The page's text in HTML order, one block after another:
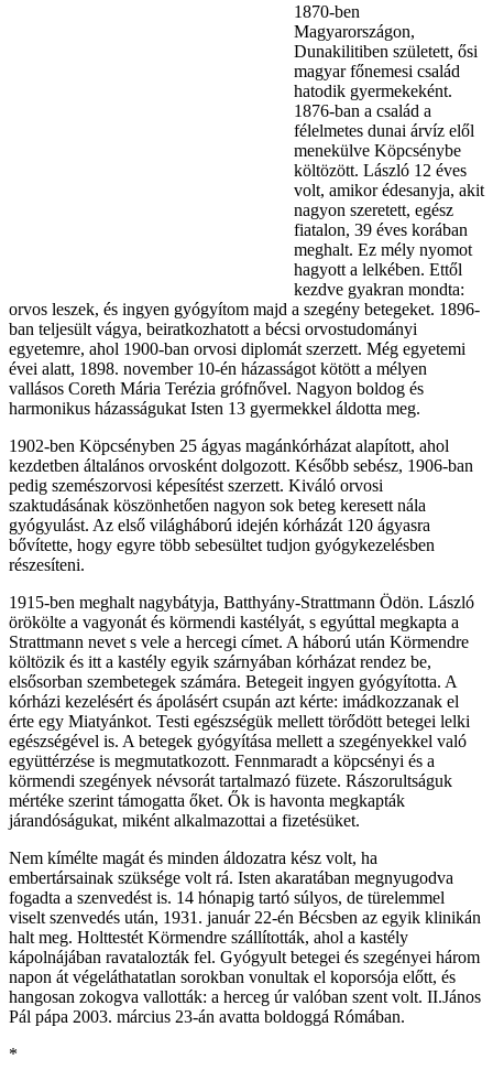
1870-ben
Magyarországon,
Dunakilitiben született, ősi
magyar főnemesi család
hatodik gyermekeként.
1876-ban a család a
félelmetes dunai árvíz elől
menekülve Köpcsénybe
költözött. László 12 éves
volt, amikor édesanyja, akit
nagyon szeretett, egész
fiatalon, 39 éves korában
meghalt. Ez mély nyomot
hagyott a lelkében. Ettől
kezdve gyakran mondta:
orvos leszek, és ingyen gyógyítom majd a szegény betegeket. 1896-
ban teljesült vágya, beiratkozhatott a bécsi orvostudományi
egyetemre, ahol 1900-ban orvosi diplomát szerzett. Még egyetemi
évei alatt, 1898. november 10-én házasságot kötött a mélyen
vallásos Coreth Mária Terézia grófnővel. Nagyon boldog és
harmonikus házasságukat Isten 13 gyermekkel áldotta meg.
1902-ben Köpcsényben 25 ágyas magánkórházat alapított, ahol
kezdetben általános orvosként dolgozott. Később sebész, 1906-ban
pedig szemészorvosi képesítést szerzett. Kiváló orvosi
szaktudásának köszönhetően nagyon sok beteg keresett nála
gyógyulást. Az első világháború idején kórházát 120 ágyasra
bővítette, hogy egyre több sebesültet tudjon gyógykezelésben
részesíteni.
1915-ben meghalt nagybátyja, Batthyány-Strattmann Ödön. László
örökölte a vagyonát és körmendi kastélyát, s egyúttal megkapta a
Strattmann nevet s vele a hercegi címet. A háború után Körmendre
költözik és itt a kastély egyik szárnyában kórházat rendez be,
elsősorban szembetegek számára. Betegeit ingyen gyógyította. A
kórházi kezelésért és ápolásért csupán azt kérte: imádkozzanak el
érte egy Miatyánkot. Testi egészségük mellett törődött betegei lelki
egészségével is. A betegek gyógyítása mellett a szegényekkel való
együttérzése is megmutatkozott. Fennmaradt a köpcsényi és a
körmendi szegények névsorát tartalmazó füzete. Rászorultságuk
mértéke szerint támogatta őket. Ők is havonta megkapták
járandóságukat, miként alkalmazottai a fizetésüket.
Nem kímélte magát és minden áldozatra kész volt, ha
embertársainak szüksége volt rá. Isten akaratában megnyugodva
fogadta a szenvedést is. 14 hónapig tartó súlyos, de türelemmel
viselt szenvedés után, 1931. január 22-én Bécsben az egyik klinikán
halt meg. Holttestét Körmendre szállították, ahol a kastély
kápolnájában ravatalozták fel. Gyógyult betegei és szegényei három
napon át végeláthatatlan sorokban vonultak el koporsója előtt, és
hangosan zokogva vallották: a herceg úr valóban szent volt. II.János
Pál pápa 2003. március 23-án avatta boldoggá Rómában.
*